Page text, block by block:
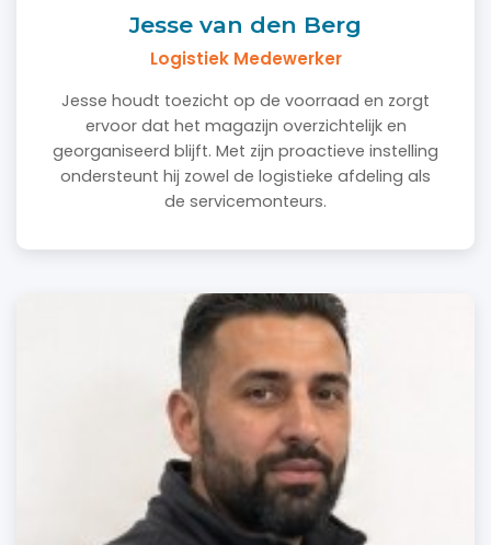
Jesse van den Berg
Logistiek Medewerker
Jesse houdt toezicht op de voorraad en zorgt
ervoor dat het magazijn overzichtelijk en
georganiseerd blijft. Met zijn proactieve instelling
ondersteunt hij zowel de logistieke afdeling als
de servicemonteurs.